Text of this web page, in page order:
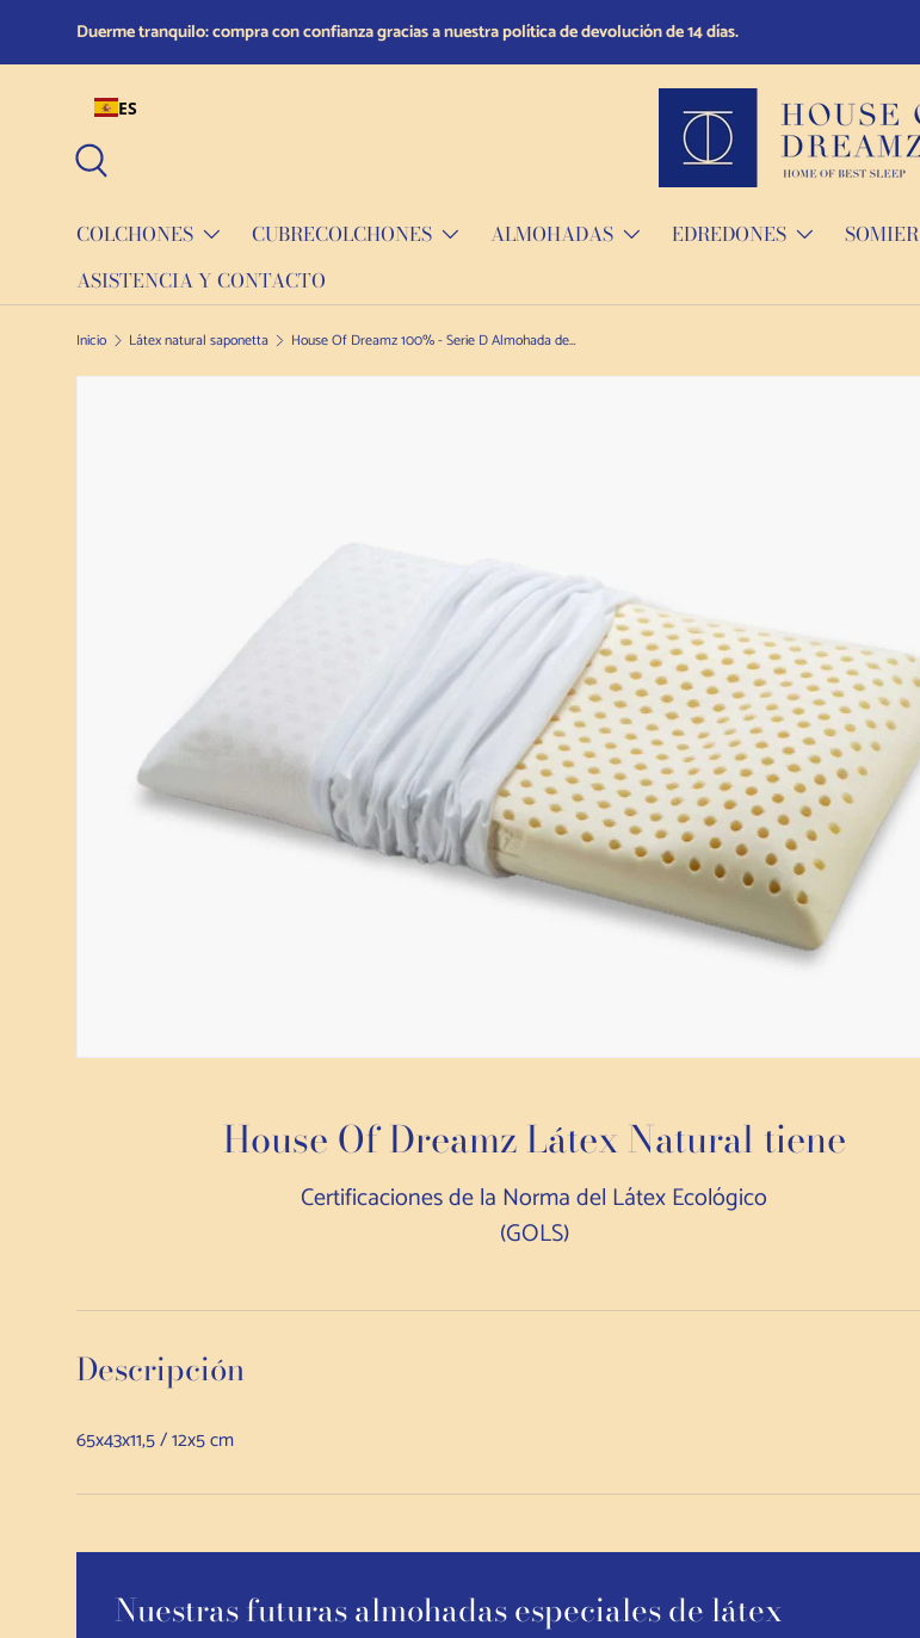
Ir al contenido
Duerme tranquilo: compra con confianza gracias a nuestra política de devolución de 14 días.
ES
COLCHONES CUBRECOLCHONES ALMOHADAS EDREDONES SOMIER
ASISTENCIA Y CONTACTO
Inicio Látex natural saponetta House Of Dreamz 100% - Serie D Almohada de látex natural saponetta
House Of Dreamz Látex Natural tiene
Certificaciones de la Norma del Látex Ecológico
(GOLS)
Descripción
65x43x11,5 / 12x5 cm
Nuestras futuras almohadas especiales de látex